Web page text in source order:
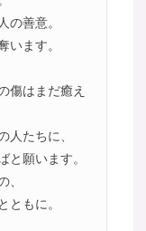
の善意。
います。
傷はまだ癒え
人たちに、
と願います。
、
ともに。